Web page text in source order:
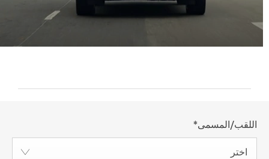
اللقب/المسمى*
اختر